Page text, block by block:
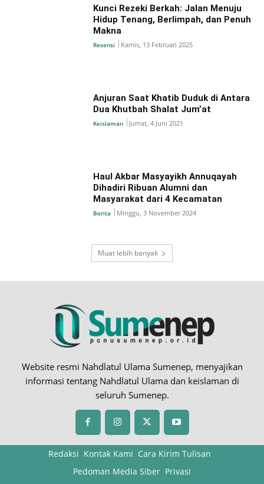
Kunci Rezeki Berkah: Jalan Menuju
Hidup Tenang, Berlimpah, dan Penuh
Makna
Resensi Kamis, 13 Februari 2025
Anjuran Saat Khatib Duduk di Antara
Dua Khutbah Shalat Jum’at
Keislaman Jumat, 4 Juni 2021
Haul Akbar Masyayikh Annuqayah
Dihadiri Ribuan Alumni dan
Masyarakat dari 4 Kecamatan
Berita Minggu, 3 November 2024
Muat lebih banyak
Website resmi Nahdlatul Ulama Sumenep, menyajikan
informasi tentang Nahdlatul Ulama dan keislaman di
seluruh Sumenep.
Redaksi Kontak Kami Cara Kirim Tulisan
Pedoman Media Siber Privasi